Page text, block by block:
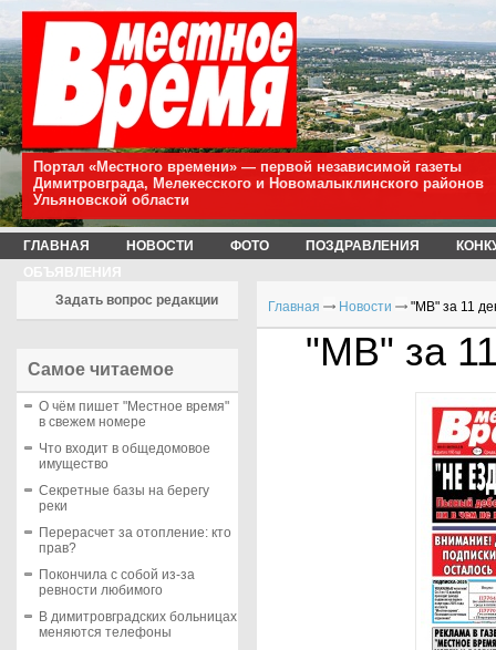
Портал «Местного времени» — первой независимой газеты
Димитровграда, Мелекесского и Новомалыклинского районов
Ульяновской области
ГЛАВНАЯ НОВОСТИ ФОТО ПОЗДРАВЛЕНИЯ
ОБЪЯВЛЕНИЯ
Задать вопрос редакции
Самое читаемое
О чём пишет "Местное время"
в свежем номере
Что входит в общедомовое
имущество
Секретные базы на берегу
реки
Перерасчет за отопление: кто
прав?
Покончила с собой из-за
ревности любимого
В димитровградских больницах
меняются телефоны
Главная Новости "МВ" за 11
"МВ" за